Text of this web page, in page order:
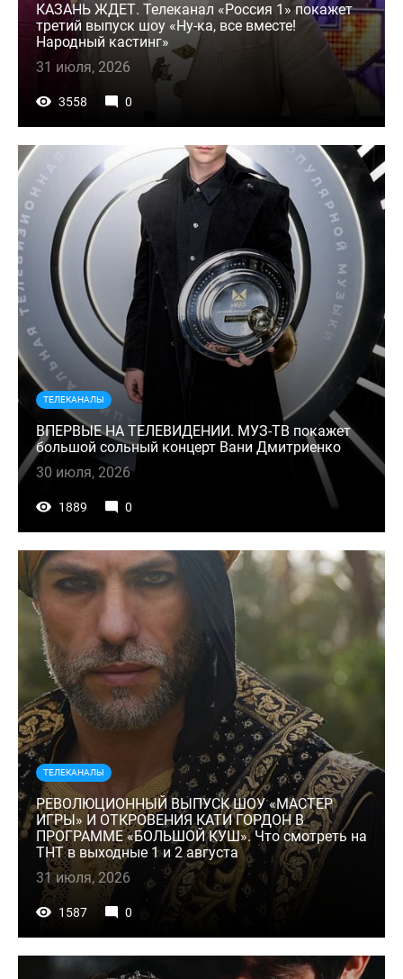
КАЗАНЬ ЖДЕТ. Телеканал «Россия 1» покажет
третий выпуск шоу «Ну-ка, все вместе!
Народный кастинг»
31 июля, 2026
3558 0
ТЕЛЕКАНАЛЫ
ВПЕРВЫЕ НА ТЕЛЕВИДЕНИИ. МУЗ-ТВ покажет
большой сольный концерт Вани Дмитриенко
30 июля, 2026
1889 0
ТЕЛЕКАНАЛЫ
РЕВОЛЮЦИОННЫЙ ВЫПУСК ШОУ «МАСТЕР
ИГРЫ» И ОТКРОВЕНИЯ КАТИ ГОРДОН В
ПРОГРАММЕ «БОЛЬШОЙ КУШ». Что смотреть на
ТНТ в выходные 1 и 2 августа
31 июля, 2026
1587 0